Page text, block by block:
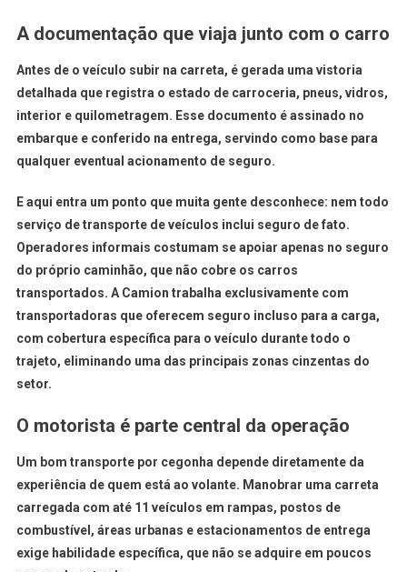
A documentação que viaja junto com o carro
Antes de o veículo subir na carreta, é gerada uma vistoria
detalhada que registra o estado de carroceria, pneus, vidros,
interior e quilometragem. Esse documento é assinado no
embarque e conferido na entrega, servindo como base para
qualquer eventual acionamento de seguro.
E aqui entra um ponto que muita gente desconhece: nem todo
serviço de transporte de veículos inclui seguro de fato.
Operadores informais costumam se apoiar apenas no seguro
do próprio caminhão, que não cobre os carros
transportados. A Camion trabalha exclusivamente com
transportadoras que oferecem seguro incluso para a carga,
com cobertura específica para o veículo durante todo o
trajeto, eliminando uma das principais zonas cinzentas do
setor.
O motorista é parte central da operação
Um bom transporte por cegonha depende diretamente da
experiência de quem está ao volante. Manobrar uma carreta
carregada com até 11 veículos em rampas, postos de
combustível, áreas urbanas e estacionamentos de entrega
exige habilidade específica, que não se adquire em poucos